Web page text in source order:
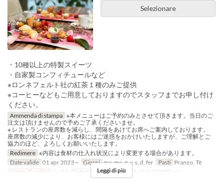
Selezionare
・10種以上の特製スイーツ
・自家製コンフィチュールなど
※ロンネフェルト社の紅茶１種のみご提供
※コーヒーなどもご用意しておりますのでスタッフまでお申し付け
ください。
Ammenda di stampa ※本メニューはご予約のみとさせて頂きます。当日のご
注文は頂けませんので予めご了承くださいませ。
※ レストランの座席数を減らし、間隔をあけてお席へご案内しております。
座席数の減少により、お客様にはご迷惑をおかけいたしますが、ご理解とご
協力のほど、よろしくお願いいたします。
Redimere ※内容は食材の仕入れ状況により変更する場合があります。
Date valide 01 apr 2023 ~ Giorni ma, me, g, v, s, d, fer Pasti Pranzo, Tè
Limite di ordini
1 ~ 15 Categoria del Posto GIANCALDO3Theat
Leggi di più